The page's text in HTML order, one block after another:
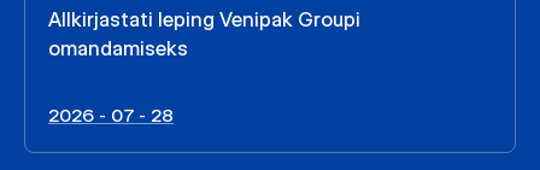
Allkirjastati leping Venipak Groupi
omandamiseks
2026 - 07 - 28